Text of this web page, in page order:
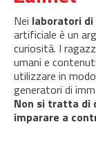
Nei laboratori
artificiale è un
curiosità. I
umani e
utilizzare in
generatori di
Non si tratta di
imparare a